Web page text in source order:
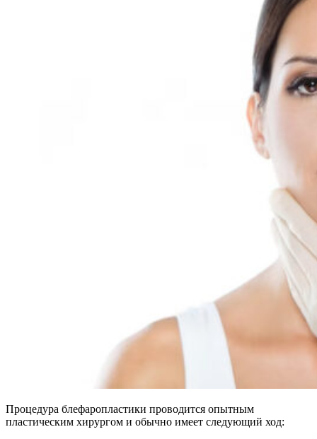
Процедура блефаропластики проводится опытным
пластическим хирургом и обычно имеет следующий ход: